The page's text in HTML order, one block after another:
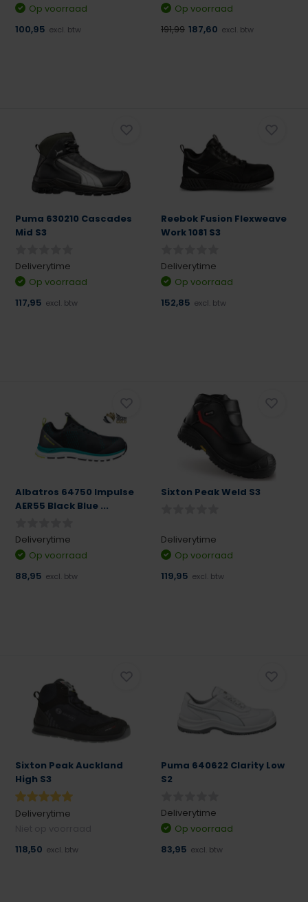
Op voorraad
100,95 excl. btw
Op voorraad
191,99 187,60 excl. btw
Puma 630210 Cascades
Mid S3
Deliverytime
Op voorraad
117,95 excl. btw
Reebok Fusion Flexweave
Work 1081 S3
Deliverytime
Op voorraad
152,85 excl. btw
Albatros 64750 Impulse
AER55 Black Blue ...
Deliverytime
Op voorraad
88,95 excl. btw
Sixton Peak Weld S3
Deliverytime
Op voorraad
119,95 excl. btw
Sixton Peak Auckland
High S3
Deliverytime
118,50 excl. btw
Puma 640622 Clarity Low
S2
Deliverytime
Op voorraad
83,95 excl. btw